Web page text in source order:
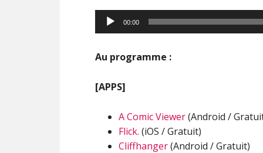
00:00
Au programme :
[APPS]
A Comic Viewer(Android /
Flick. (iOS / Gratuit)
Cliffhanger(Android / Gratuit)